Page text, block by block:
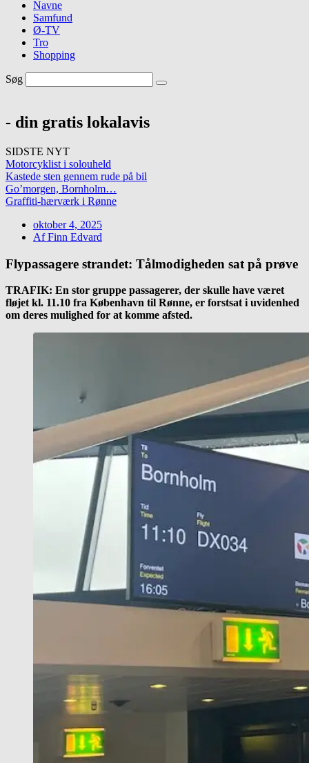
Navne
Samfund
Ø-TV
Tro
Shopping
Søg
- din gratis lokalavis
SIDSTE NYT
Motorcyklist i solouheld
Kastede sten gennem rude på bil
Go’morgen, Bornholm…
Graffiti-hærværk i Rønne
oktober 4, 2025
AfFinn Edvard
Flypassagere strandet: Tålmodigheden sat på prøve
TRAFIK: En stor gruppe passagerer, der skulle have været
fløjet kl. 11.10 fra København til Rønne, er forstsat i uvidenhed
om deres mulighed for at komme afsted.